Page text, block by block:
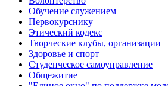
Обучение служением
Первокурснику
Этический кодекс
Творческие клубы, организации
Здоровье и спорт
Студенческое самоуправление
Общежитие